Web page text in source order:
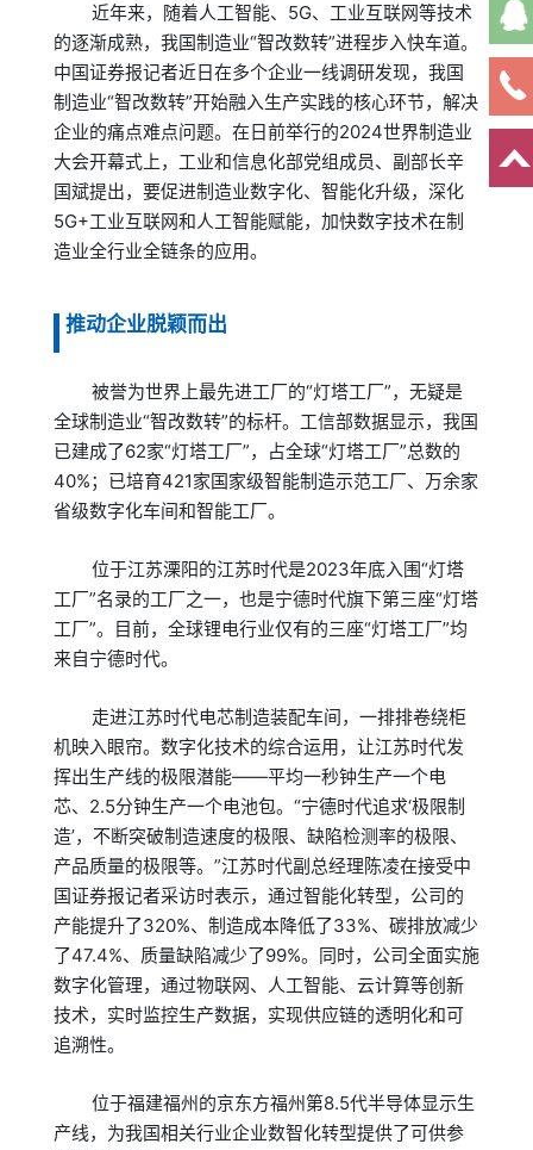
近年来，随着人工智能、5G、工业互联网等技术
的逐渐成熟，我国制造业“智改数转”进程步入快车道。
中国证券报记者近日在多个企业一线调研发现，我国
制造业“智改数转”开始融入生产实践的核心环节，解决
企业的痛点难点问题。在日前举行的2024世界制造业
大会开幕式上，工业和信息化部党组成员、副部长辛
国斌提出，要促进制造业数字化、智能化升级，深化
5G+工业互联网和人工智能赋能，加快数字技术在制
造业全行业全链条的应用。
推动企业脱颖而出
被誉为世界上最先进工厂的“灯塔工厂”，无疑是
全球制造业“智改数转”的标杆。工信部数据显示，我国
已建成了62家“灯塔工厂”，占全球“灯塔工厂”总数的
40%；已培育421家国家级智能制造示范工厂、万余家
省级数字化车间和智能工厂。
位于江苏溧阳的江苏时代是2023年底入围“灯塔
工厂”名录的工厂之一，也是宁德时代旗下第三座“灯塔
工厂”。目前，全球锂电行业仅有的三座“灯塔工厂”均
来自宁德时代。
走进江苏时代电芯制造装配车间，一排排卷绕柜
机映入眼帘。数字化技术的综合运用，让江苏时代发
挥出生产线的极限潜能——平均一秒钟生产一个电
芯、2.5分钟生产一个电池包。“宁德时代追求‘极限制
造’，不断突破制造速度的极限、缺陷检测率的极限、
产品质量的极限等。”江苏时代副总经理陈凌在接受中
国证券报记者采访时表示，通过智能化转型，公司的
产能提升了320%、制造成本降低了33%、碳排放减少
了47.4%、质量缺陷减少了99%。同时，公司全面实施
数字化管理，通过物联网、人工智能、云计算等创新
技术，实时监控生产数据，实现供应链的透明化和可
追溯性。
位于福建福州的京东方福州第8.5代半导体显示生
产线，为我国相关行业企业数智化转型提供了可供参